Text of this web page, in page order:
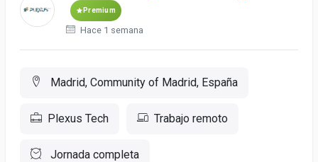
Premium
Hace 1 semana
Madrid, Community of Madrid, España
Plexus Tech Trabajo remoto
Jornada completa